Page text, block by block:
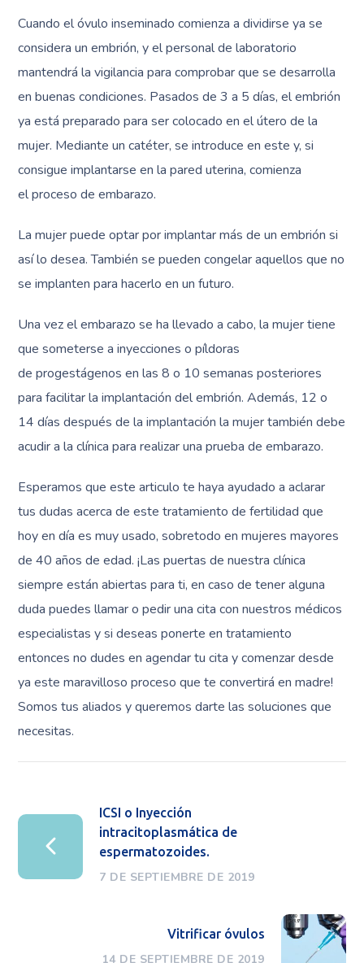
Cuando el óvulo inseminado comienza a dividirse ya se
considera un embrión, y el personal de laboratorio
mantendrá la vigilancia para comprobar que se desarrolla
en buenas condiciones. Pasados de 3 a 5 días, el embrión
ya está preparado para ser colocado en el útero de la
mujer. Mediante un catéter, se introduce en este y, si
consigue implantarse en la pared uterina, comienza
el proceso de embarazo.
La mujer puede optar por implantar más de un embrión si
así lo desea. También se pueden congelar aquellos que no
se implanten para hacerlo en un futuro.
Una vez el embarazo se ha llevado a cabo, la mujer tiene
que someterse a inyecciones o píldoras
de progestágenos en las 8 o 10 semanas posteriores
para facilitar la implantación del embrión. Además, 12 o
14 días después de la implantación la mujer también debe
acudir a la clínica para realizar una prueba de embarazo.
Esperamos que este articulo te haya ayudado a aclarar
tus dudas acerca de este tratamiento de fertilidad que
hoy en día es muy usado, sobretodo en mujeres mayores
de 40 años de edad. ¡Las puertas de nuestra clínica
siempre están abiertas para ti, en caso de tener alguna
duda puedes llamar o pedir una cita con nuestros médicos
especialistas y si deseas ponerte en tratamiento
entonces no dudes en agendar tu cita y comenzar desde
ya este maravilloso proceso que te convertirá en madre!
Somos tus aliados y queremos darte las soluciones que
necesitas.
ICSI o Inyección
intracitoplasmática de
espermatozoides.
7 DE SEPTIEMBRE DE 2019
Vitrificar óvulos
14 DE SEPTIEMBRE DE 2019